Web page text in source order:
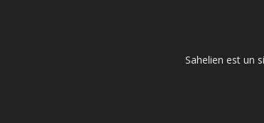
Sahelien est un